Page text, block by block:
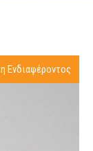
Ενδιαφέροντος